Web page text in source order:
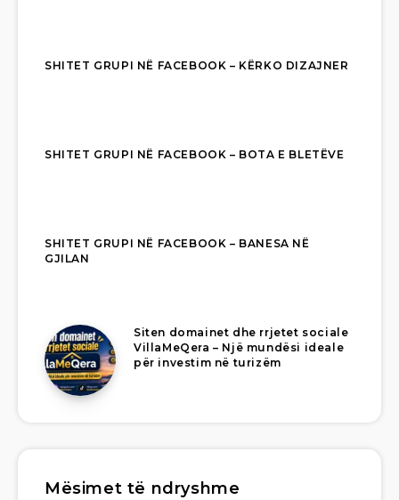
SHITET GRUPI NË FACEBOOK – KËRKO DIZAJNER
SHITET GRUPI NË FACEBOOK – BOTA E BLETËVE
SHITET GRUPI NË FACEBOOK – BANESA NË
GJILAN
Siten domainet dhe rrjetet sociale
VillaMeQera – Një mundësi ideale
për investim në turizëm
Mësimet të ndryshme